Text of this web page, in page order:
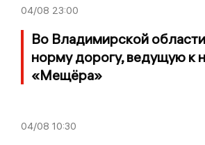
04/08 23:00
Во Владимирской
норму дорогу, ведущую к
«Мещёра»
04/08 10:30